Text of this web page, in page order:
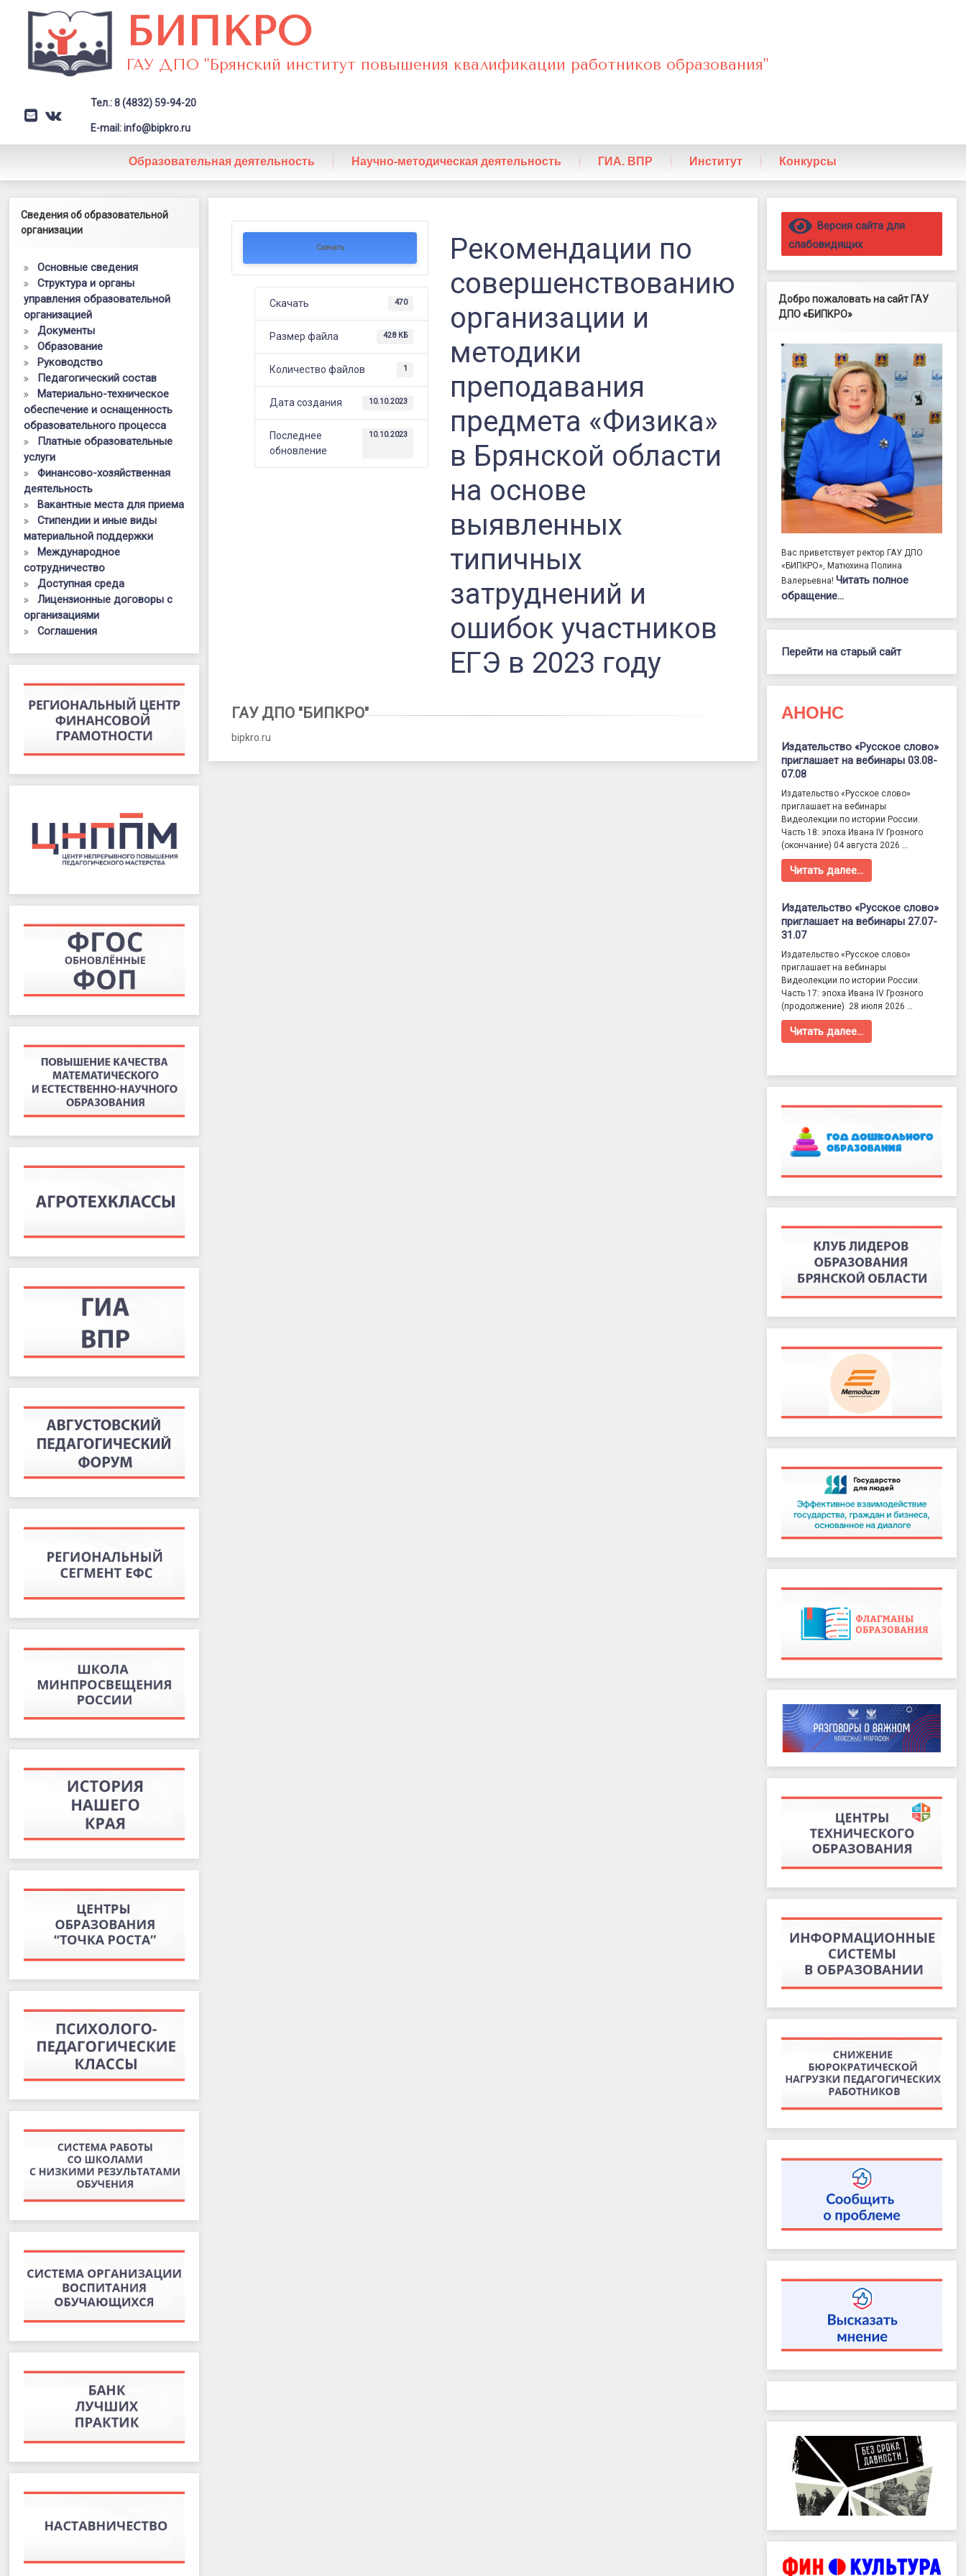
содержимому
БИПКРО
ГАУ ДПО "Брянский институт повышения квалификации работников образования"
E-mail
VK Заголовок сайта → второстепенный
Тел.: 8 (4832) 59-94-20
E-mail: info@bipkro.ru
Образовательная деятельность Научно-методическая деятельность ГИА. ВПР Институт Конкурсы
совершенствованию
организации
методики
преподавания
предмета
«Физика»
Брянской
области
2023
году
Скачать
Скачать 470
Размер файла 428 КБ
Количество файлов 1
Дата создания 10.10.2023
Последнее
обновление
10.10.2023
Рекомендации по
совершенствованию
организации и
методики
преподавания
предмета «Физика»
в Брянской области
на основе
выявленных
типичных
затруднений и
ошибок участников
ЕГЭ в 2023 году
ГАУ ДПО "БИПКРО"
bipkro.ru
Левый сайдбар
Сведения об образовательной
организации
Основные сведения
Структура и органы
управления образовательной
организацией
Документы
Образование
Руководство
Педагогический состав
Материально-техническое
обеспечение и оснащенность
образовательного процесса
Платные образовательные
услуги
Финансово-хозяйственная
деятельность
Вакантные места для приема
Стипендии и иные виды
материальной поддержки
Международное
сотрудничество
Доступная среда
Лицензионные договоры с
организациями
Соглашения
Правый сайдбар
Версия сайта для
слабовидящих
Добро пожаловать на сайт ГАУ
ДПО «БИПКРО»
Вас приветствует ректор ГАУ ДПО
«БИПКРО», Матюхина Полина
Валерьевна!Читать полное
обращение…
Перейти на старый сайт
АНОНС
Издательство «Русское слово»
приглашает на вебинары 03.08-
07.08
Издательство «Русское слово»
приглашает на вебинары
Видеолекции по истории России.
Часть 18: эпоха Ивана IV Грозного
(окончание) 04 августа 2026 …
Читать далее…
Издательство «Русское слово»
приглашает на вебинары 27.07-
31.07
Издательство «Русское слово»
приглашает на вебинары
Видеолекции по истории России.
Часть 17: эпоха Ивана IV Грозного
(продолжение) 28 июля 2026 …
Читать далее…